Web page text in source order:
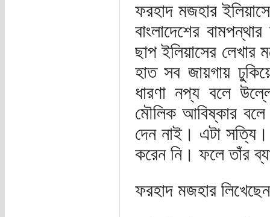
ফরহাদ মজহার
বাংলাদেশের
ছাপ ইলিয়াসের লেখার
হাত সব জায়গায়
ধারণা নপ্য বলে
মৌলিক আবিষ্কার বলে
দেন নাই। এটা সত্যি।
করেন নি। ফলে তাঁর
ফরহাদ মজহার